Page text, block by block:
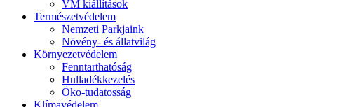
VM kiállítások
Természetvédelem
Nemzeti Parkjaink
Növény- és állatvilág
Környezetvédelem
Fenntarthatóság
Hulladékkezelés
Öko-tudatosság
Klímavédelem